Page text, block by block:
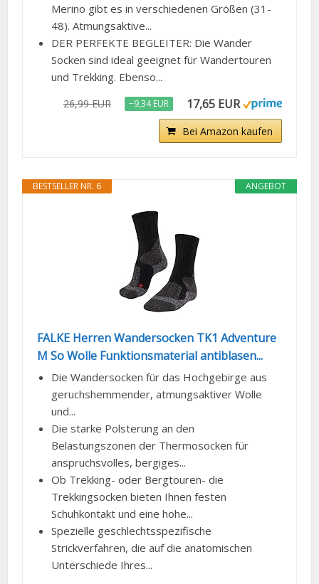
Merino gibt es in verschiedenen Größen (31-
48). Atmungsaktive...
DER PERFEKTE BEGLEITER: Die Wander
Socken sind ideal geeignet für Wandertouren
und Trekking. Ebenso...
26,99 EUR −9,34 EUR 17,65 EUR
Bei Amazon kaufen
ANGEBOT
BESTSELLER NR. 6
FALKE Herren Wandersocken TK1 Adventure
M So Wolle Funktionsmaterial antiblasen...
Die Wandersocken für das Hochgebirge aus
geruchshemmender, atmungsaktiver Wolle
und...
Die starke Polsterung an den
Belastungszonen der Thermosocken für
anspruchsvolles, bergiges...
Ob Trekking- oder Bergtouren- die
Trekkingsocken bieten Ihnen festen
Schuhkontakt und eine hohe...
Spezielle geschlechtsspezifische
Strickverfahren, die auf die anatomischen
Unterschiede Ihres...